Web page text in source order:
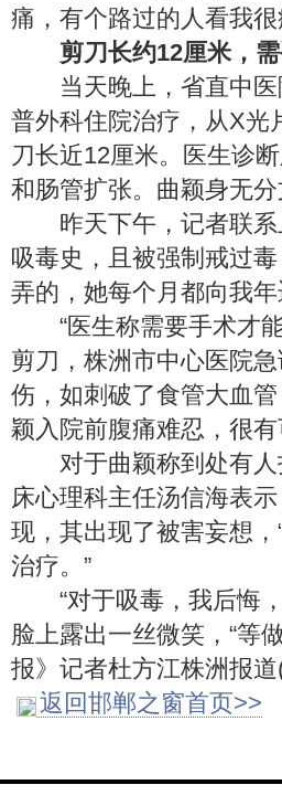
痛，有个路过的人看我
剪刀长约12厘米，需
当天晚上，省直中医
普外科住院治疗，从X光
刀长近12厘米。医生诊
和肠管扩张。曲颖身无
昨天下午，记者联系
吸毒史，且被强制戒过
弄的，她每个月都向我
“医生称需要手术才能
剪刀，株洲市中心医院
伤，如刺破了食管大血
颖入院前腹痛难忍，很
对于曲颖称到处有人
床心理科主任汤信海表
现，其出现了被害妄想
治疗。”
“对于吸毒，我后悔，
脸上露出一丝微笑，“等
报》记者杜方江株洲报
返回邯郸之窗首页>>